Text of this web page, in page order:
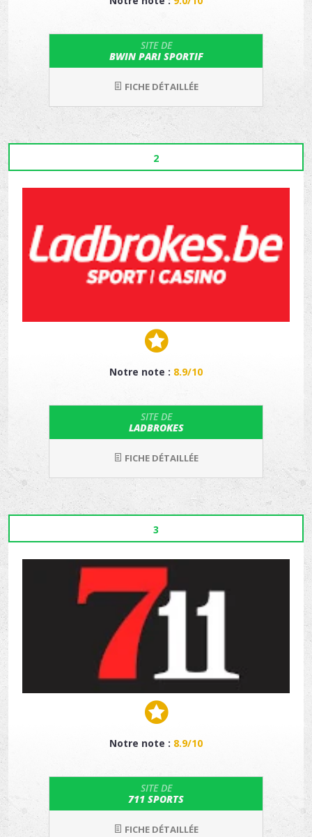
SITE DE
BWIN PARI SPORTIF
FICHE DÉTAILLÉE
2
Notre note : 8.9/10
SITE DE
LADBROKES
FICHE DÉTAILLÉE
3
Notre note : 8.9/10
SITE DE
711 SPORTS
FICHE DÉTAILLÉE